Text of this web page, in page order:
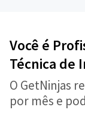
Você é
Técnica de
O GetNinjas
por mês e